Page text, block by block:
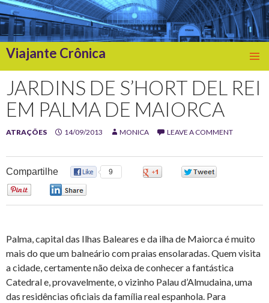
Viajante Crônica
TO
CONTENT
JARDINS DE S’HORT DEL REI
EM PALMA DE MAIORCA
ATRAÇÕES 14/09/2013 MONICA LEAVE A COMMENT
Compartilhe 9
Palma, capital das Ilhas Baleares e da ilha de Maiorca é muito
mais do que um balneário com praias ensolaradas. Quem visita
a cidade, certamente não deixa de conhecer a fantástica
Catedral e, provavelmente, o vizinho Palau d’Almudaina, uma
das residências oficiais da família real espanhola. Para